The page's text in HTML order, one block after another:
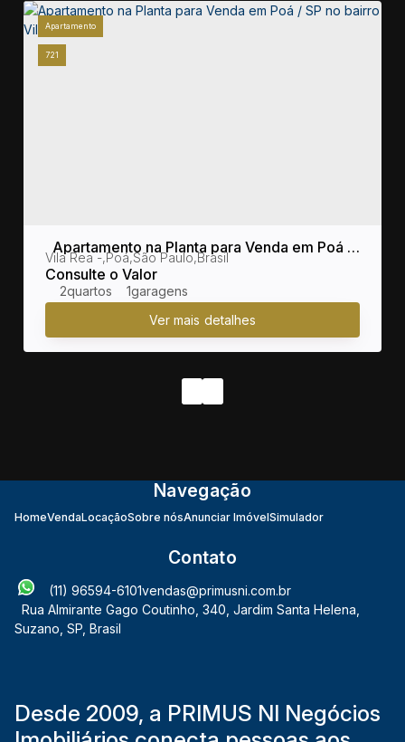
721
Apartamento
Apartamento na Planta para Venda em Poá /
SP no bairro Vila Rea
Consulte o Valor
Vila Rea ,Poá,São Paulo,Brasil
2 1
Navegação
HomeVendaLocaçãoSobre nósAnunciar ImóvelSimulador
Contato
(11) 96594-6101vendas@primusni.com.br
Rua Almirante Gago Coutinho 340 Jardim Santa Helena
Suzano SP Brasil
Desde 2009, a PRIMUS NI Negócios